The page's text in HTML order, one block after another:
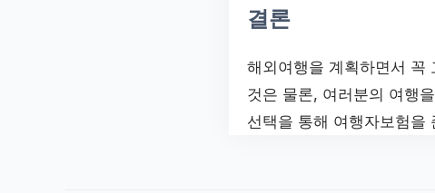
결론
해외여행을 계획하면서 꼭
것은 물론, 여러분의 여행
선택을 통해 여행자보험을